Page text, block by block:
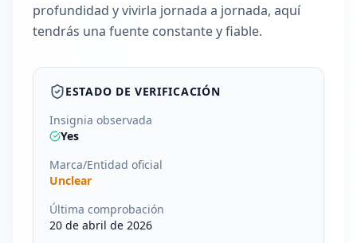
profundidad y vivirla jornada a jornada, aquí
tendrás una fuente constante y fiable.
ESTADO DE VERIFICACIÓN
Insignia observada
Yes
Marca/Entidad oficial
Unclear
Última comprobación
20 de abril de 2026